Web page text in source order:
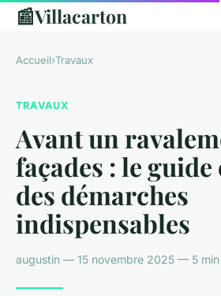
📰Villacarton
Accueil›Travaux
TRAVAUX
Avant un
façades : le
des démarches
indispensables
augustin — 15 novembre 2025 — 5